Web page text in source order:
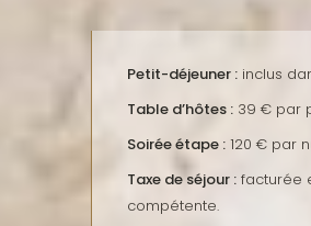
Petit-déjeuner : inclus
Table d’hôtes : 39 € par
Soirée étape : 120 € par
Taxe de séjour : facturée
compétente.